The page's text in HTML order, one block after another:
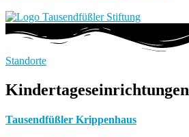
Standorte
Kindertageseinrichtungen
Tausendfüßler Krippenhaus